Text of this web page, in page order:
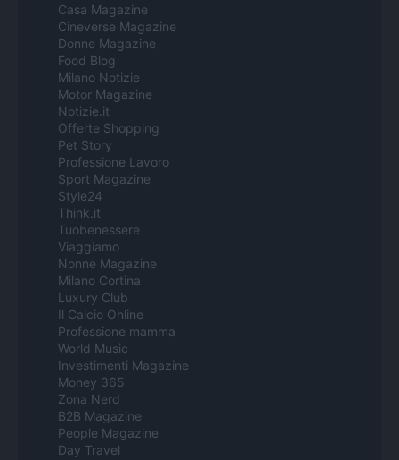
Casa Magazine
Cineverse Magazine
Donne Magazine
Food Blog
Milano Notizie
Motor Magazine
Notizie.it
Offerte Shopping
Pet Story
Professione Lavoro
Sport Magazine
Style24
Think.it
Tuobenessere
Viaggiamo
Nonne Magazine
Milano Cortina
Luxury Club
Il Calcio Online
Professione mamma
World Music
Investimenti Magazine
Money 365
Zona Nerd
B2B Magazine
People Magazine
Day Travel